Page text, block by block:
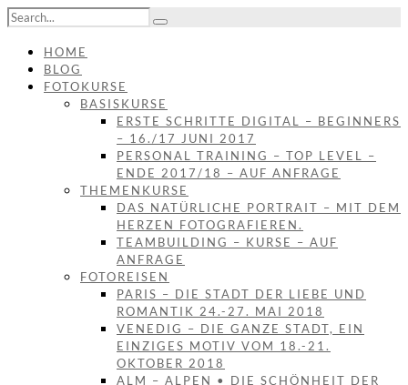
HOME
BLOG
FOTOKURSE
BASISKURSE
ERSTE SCHRITTE DIGITAL – BEGINNERS
– 16./17 JUNI 2017
PERSONAL TRAINING – TOP LEVEL –
ENDE 2017/18 – AUF ANFRAGE
THEMENKURSE
DAS NATÜRLICHE PORTRAIT – MIT DEM
HERZEN FOTOGRAFIEREN.
TEAMBUILDING – KURSE – AUF
ANFRAGE
FOTOREISEN
PARIS – DIE STADT DER LIEBE UND
ROMANTIK 24.-27. MAI 2018
VENEDIG – DIE GANZE STADT, EIN
EINZIGES MOTIV VOM 18.-21.
OKTOBER 2018
ALM – ALPEN • DIE SCHÖNHEIT DER